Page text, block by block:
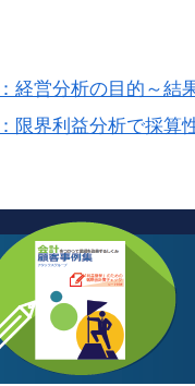
経営分析の目的～結
限界利益分析で採算